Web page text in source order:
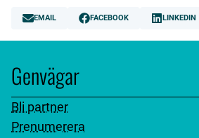
EMAIL FACEBOOK LINKEDIN
Genvägar
Bli partner
Prenumerera